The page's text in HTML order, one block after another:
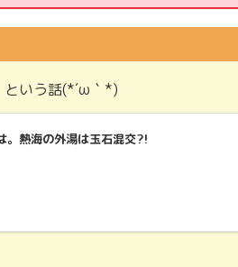
という話(*´ω｀*)
。熱海の外湯は玉石混交?!